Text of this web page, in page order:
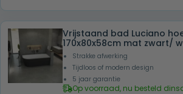
was:
€ 1.399,00.
is:
€
Vrijstaand bad Luciano
170x80x58cm mat zwart/
Strakke afwerking
Tijdloos of modern design
5 jaar garantie
Op voorraad, nu besteld